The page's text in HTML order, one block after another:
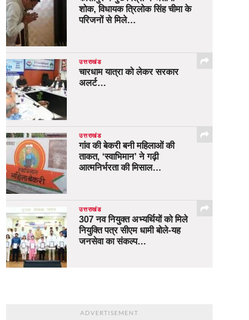
शोक, विधायक त्रिलोक सिंह चीमा के
परिजनों से मिले…
उत्तराखंड
चारधाम यात्रा को लेकर सरकार
अलर्ट…
उत्तराखंड
गांव की बेकरी बनी महिलाओं की
ताकत, ‘स्वाभिमान’ ने गढ़ी
आत्मनिर्भरता की मिसाल…
उत्तराखंड
307 नव नियुक्त अभ्यर्थियों को मिले
नियुक्ति पत्र सीएम धामी बोले-यह
जनसेवा का संकल्प…
ADVERTISEMENT